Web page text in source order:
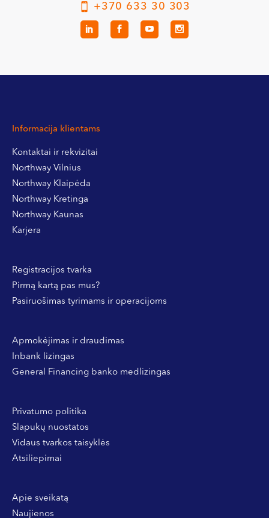
+370 633 30 303
Informacija klientams
Kontaktai ir rekvizitai
Northway Vilnius
Northway Klaipėda
Northway Kretinga
Northway Kaunas
Karjera
Registracijos tvarka
Pirmą kartą pas mus?
Pasiruošimas tyrimams ir operacijoms
Apmokėjimas ir draudimas
Inbank lizingas
General Financing banko medlizingas
Privatumo politika
Slapukų nuostatos
Vidaus tvarkos taisyklės
Atsiliepimai
Apie sveikatą
Naujienos